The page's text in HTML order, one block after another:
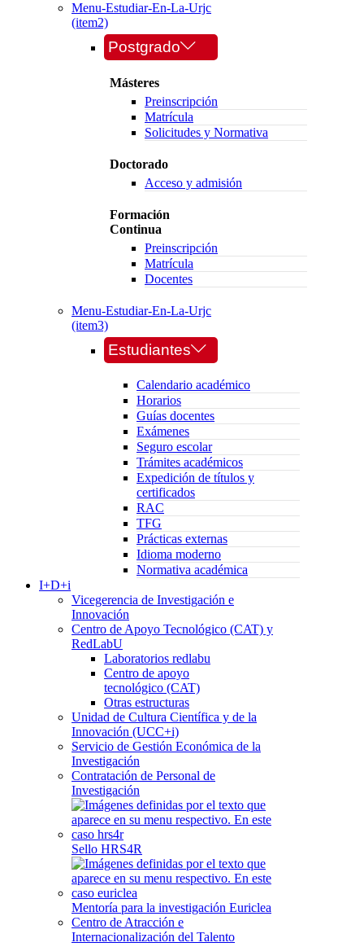
Menu-Estudiar-En-La-Urjc
(item2)
Postgrado
Másteres
Preinscripción
Matrícula
Solicitudes y Normativa
Doctorado
Acceso y admisión
Formación
Continua
Preinscripción
Matrícula
Docentes
Menu-Estudiar-En-La-Urjc
(item3)
Estudiantes
Calendario académico
Horarios
Guías docentes
Exámenes
Seguro escolar
Trámites académicos
Expedición de títulos y
certificados
RAC
TFG
Prácticas externas
Idioma moderno
Normativa académica
I+D+i
Vicegerencia de Investigación e
Innovación
Centro de Apoyo Tecnológico (CAT) y
RedLabU
Laboratorios redlabu
Centro de apoyo
tecnológico (CAT)
Otras estructuras
Unidad de Cultura Científica y de la
Innovación (UCC+i)
Servicio de Gestión Económica de la
Investigación
Contratación de Personal de
Investigación
Sello HRS4R
Mentoría para la investigación Euriclea
Centro de Atracción e
Internacionalización del Talento